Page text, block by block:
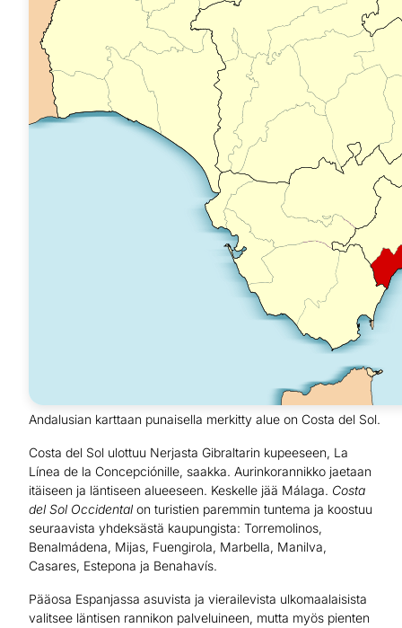
Andalusian karttaan punaisella merkitty alue on Costa del Sol.
Costa del Sol ulottuu Nerjasta Gibraltarin kupeeseen, La
Línea de la Concepciónille, saakka. Aurinkorannikko jaetaan
itäiseen ja läntiseen alueeseen. Keskelle jää Málaga. Costa
del Sol Occidental on turistien paremmin tuntema ja koostuu
seuraavista yhdeksästä kaupungista: Torremolinos,
Benalmádena, Mijas, Fuengirola, Marbella, Manilva,
Casares, Estepona ja Benahavís.
Pääosa Espanjassa asuvista ja vierailevista ulkomaalaisista
valitsee läntisen rannikon palveluineen, mutta myös pienten